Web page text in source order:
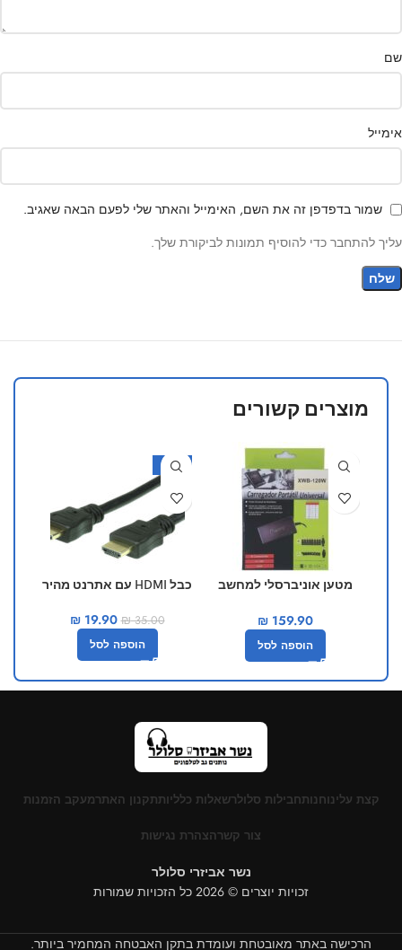
שם
אימייל
שמור בדפדפן זה את השם, האימייל והאתר שלי לפעם הבאה שאגיב.
עליך להתחבר כדי להוסיף תמונות לביקורת שלך.
מוצרים קשורים
מטען אוניברסלי למחשב
מתאמים
₪159.90
הוספה לסל
-43%
כבל HDMI עם אתרנט מהיר
₪35.00
₪19.90
הוספה לסל
קצת עלינוחנותחבילות סלולרשאלות כלליותתקנון האתרמעקב הזמנות
צור קשרהצהרת נגישות
נשר אביזרי סלולר
זכויות יוצרים © 2026 כל הזכויות שמורות
הרכישה באתר מאובטחת ועומדת בתקן האבטחה המחמיר ביותר.